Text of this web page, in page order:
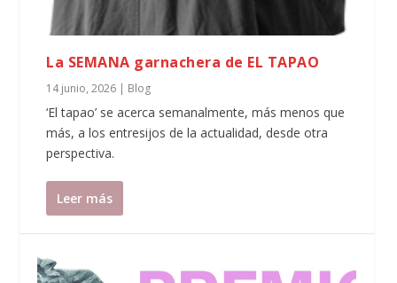
La SEMANA garnachera de EL TAPAO
14 junio, 2026 | Blog
‘El tapao’ se acerca semanalmente, más menos que
más, a los entresijos de la actualidad, desde otra
perspectiva.
Leer más